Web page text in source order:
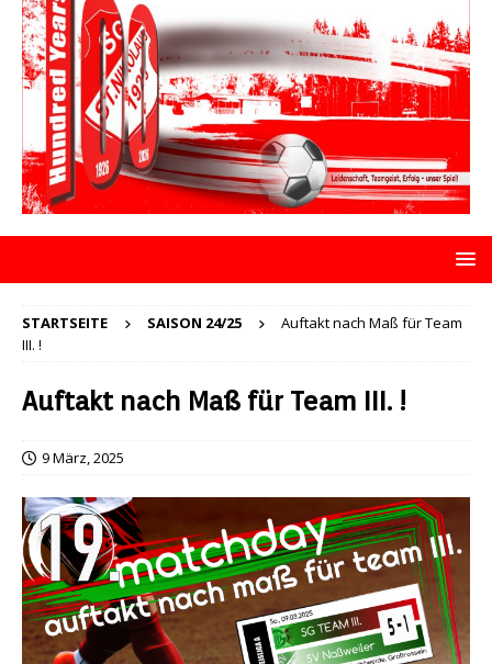
STARTSEITE SAISON 24/25
Auftakt nach Maß für Team
III. !
Auftakt nach Maß für Team III. !
9 März, 2025